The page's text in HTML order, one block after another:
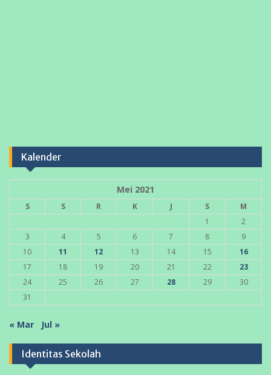
Kalender
Mei 2021
S S R K J S
M
1
2
3
4 5 6 7 8
9
10
11 12 13 14 15
16
17
18 19 20 21 22
23
24
25 26 27 28 29
30
31
« Mar Jul »
Identitas Sekolah